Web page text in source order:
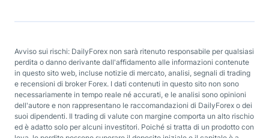
Avviso sui rischi: DailyForex non sarà ritenuto responsabile per qualsiasi
perdita o danno derivante dall'affidamento alle informazioni contenute
in questo sito web, incluse notizie di mercato, analisi, segnali di trading
e recensioni di broker Forex. I dati contenuti in questo sito non sono
necessariamente in tempo reale né accurati, e le analisi sono opinioni
dell'autore e non rappresentano le raccomandazioni di DailyForex o dei
suoi dipendenti. Il trading di valute con margine comporta un alto rischio
ed è adatto solo per alcuni investitori. Poiché si tratta di un prodotto con